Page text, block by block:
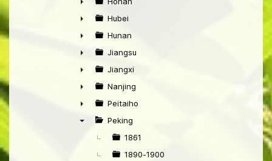
►
►
Hubei
►
Hunan
►
Jiangsu
►
Jiangxi
►
Nanjing
►
Peitaiho
Peking
1861
1890-1900